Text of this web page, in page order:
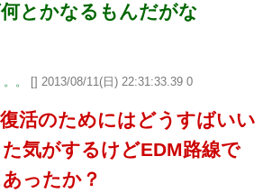
とかなるもんだがな
。 [] 2013/08/11(日) 22:31:33.39 0
活のためにはどうすばいい
気がするけどEDM路線で
ったか？